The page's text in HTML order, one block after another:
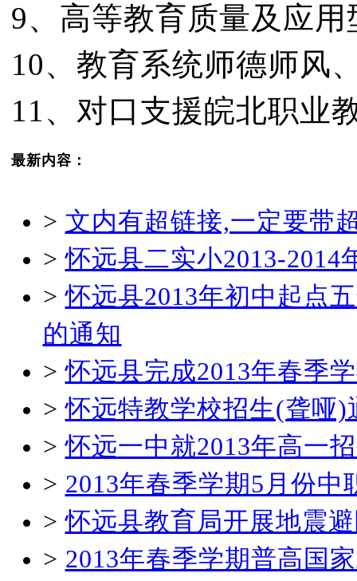
9、高等教育质量及应
10、教育系统师德师风
11、对口支援皖北职业
最新内容：
> 文内有超链接,一定要带
>怀远县二实小2013-2014
>怀远县2013年初中起点
的通知
>怀远县完成2013年春季
>怀远特教学校招生(聋哑)
>怀远一中就2013年高一
> 2013年春季学期5月份中
>怀远县教育局开展地震
> 2013年春季学期普高国